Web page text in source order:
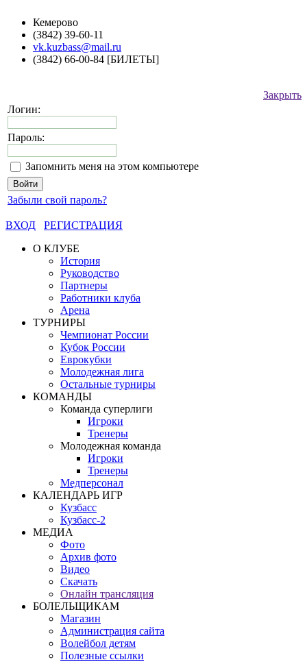
Кемерово
(3842) 39-60-11
vk.kuzbass@mail.ru
(3842) 66-00-84 [БИЛЕТЫ]
Закрыть
Логин:
Пароль:
Запомнить меня на этом компьютере
Забыли свой пароль?
ВХОД
РЕГИСТРАЦИЯ
О КЛУБЕ
История
Руководство
Партнеры
Работники клуба
Арена
ТУРНИРЫ
Чемпионат России
Кубок России
Еврокубки
Молодежная лига
Остальные турниры
КОМАНДЫ
Команда суперлиги
Игроки
Тренеры
Молодежная команда
Игроки
Тренеры
Медперсонал
КАЛЕНДАРЬ ИГР
Кузбасс
Кузбасс-2
МЕДИА
Фото
Архив фото
Видео
Скачать
Онлайн трансляция
БОЛЕЛЬЩИКАМ
Магазин
Администрация сайта
Волейбол детям
Полезные ссылки